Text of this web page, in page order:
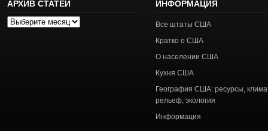
АРХИВ СТАТЕЙ
Архив
ИНФОРМАЦИЯ
Все штаты США
Кратко о США
О населении США
Кухня США
География США: ресурсы,
рельеф, экология
Информация